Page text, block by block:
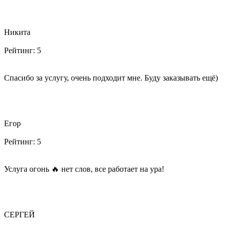
Никита
Рейтинг: 5
Спасибо за услугу, очень подходит мне. Буду заказывать ещё)
Егор
Рейтинг: 5
Услуга огонь 🔥 нет слов, все работает на ура!
СЕРГЕЙ